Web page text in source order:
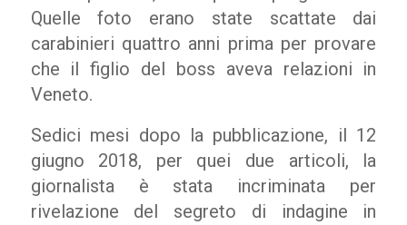
Quelle foto erano state scattate dai
carabinieri quattro anni prima per provare
che il figlio del boss aveva relazioni in
Veneto.
Sedici mesi dopo la pubblicazione, il 12
giugno 2018, per quei due articoli, la
giornalista è stata incriminata per
rivelazione del segreto di indagine in